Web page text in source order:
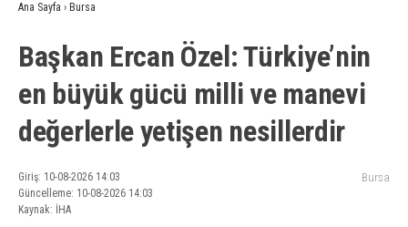
Ana Sayfa › Bursa
Başkan Ercan Özel: Türkiye’nin
en büyük gücü milli ve manevi
değerlerle yetişen nesillerdir
Giriş: 10-08-2026 14:03
Güncelleme: 10-08-2026 14:03
Kaynak: İHA
Bursa